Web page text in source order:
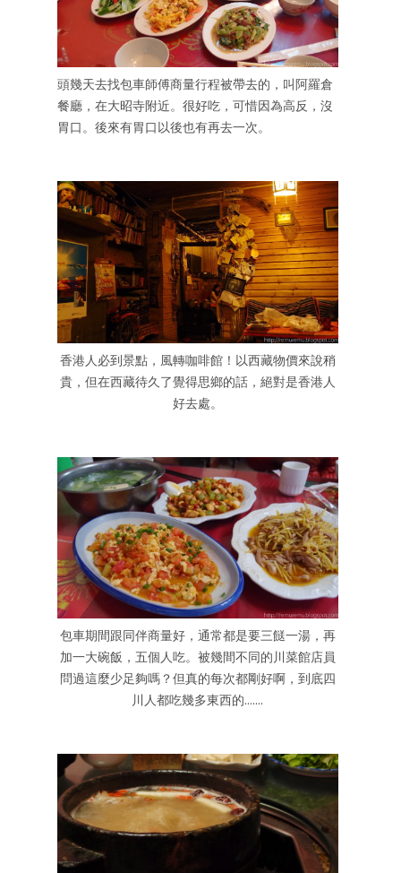
頭幾天去找包車師傅商量行程被帶去的，叫阿羅倉
餐廳，在大昭寺附近。很好吃，可惜因為高反，沒
胃口。後來有胃口以後也有再去一次。
香港人必到景點，風轉咖啡館！以西藏物價來說稍
貴，但在西藏待久了覺得思鄉的話，絕對是香港人
好去處。
包車期間跟同伴商量好，通常都是要三餸一湯，再
加一大碗飯，五個人吃。被幾間不同的川菜館店員
問過這麼少足夠嗎？但真的每次都剛好啊，到底四
川人都吃幾多東西的.......